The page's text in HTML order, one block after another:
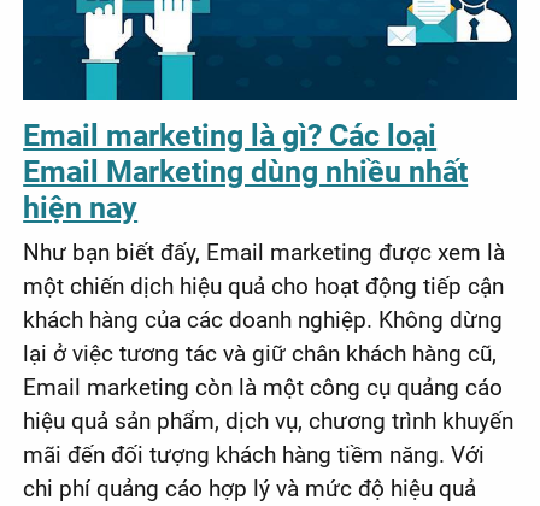
Email marketing là gì? Các loại
Email Marketing dùng nhiều nhất
hiện nay
Như bạn biết đấy, Email marketing được xem là
một chiến dịch hiệu quả cho hoạt động tiếp cận
khách hàng của các doanh nghiệp. Không dừng
lại ở việc tương tác và giữ chân khách hàng cũ,
Email marketing còn là một công cụ quảng cáo
hiệu quả sản phẩm, dịch vụ, chương trình khuyến
mãi đến đối tượng khách hàng tiềm năng. Với
chi phí quảng cáo hợp lý và mức độ hiệu quả